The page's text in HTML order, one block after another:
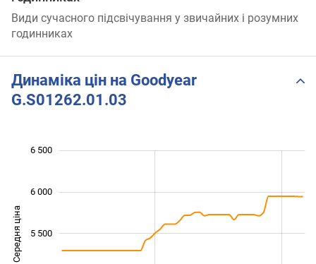
Види сучасного підсвічування у звичайних і розумних
годинниках
Динаміка цін на Goodyear
G.S01262.01.03
Середня ціна 4 800
6 500
6 000
5 500